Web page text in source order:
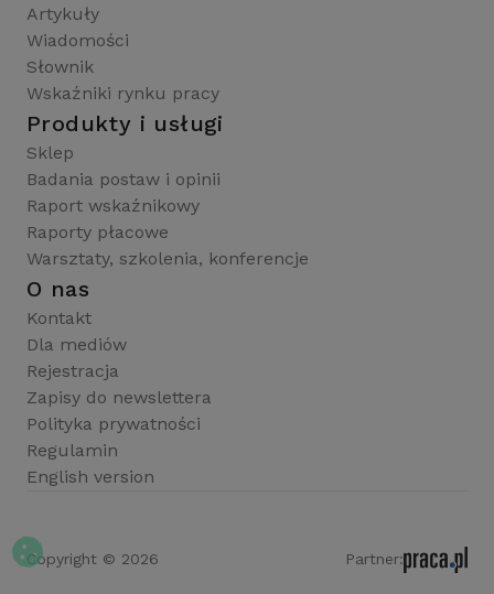
Artykuły
Wiadomości
Słownik
Wskaźniki rynku pracy
Produkty i usługi
Sklep
Badania postaw i opinii
Raport wskaźnikowy
Raporty płacowe
Warsztaty, szkolenia, konferencje
O nas
Kontakt
Dla mediów
Rejestracja
Zapisy do newslettera
Polityka prywatności
Regulamin
English version
Copyright © 2026 Partner: